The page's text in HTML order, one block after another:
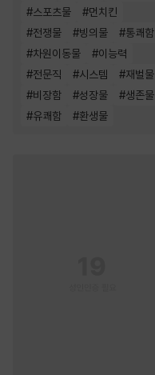
#스포츠물 #먼치킨
#전쟁물 #빙의물 #통쾌함
#차원이동물 #이능력
#전문직 #시스템 #재벌물
#비장함 #성장물 #생존물
#유쾌함 #환생물